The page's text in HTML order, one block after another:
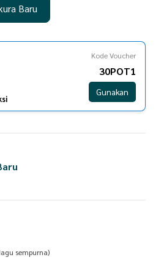
Baru
Kode Voucher
30POT1
Gunakan
sempurna)